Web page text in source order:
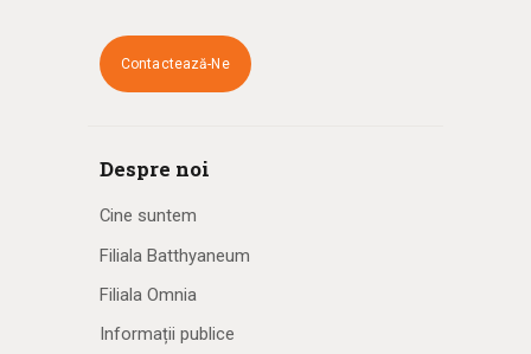
Contactează-Ne
Despre noi
Cine suntem
Filiala Batthyaneum
Filiala Omnia
Informații publice